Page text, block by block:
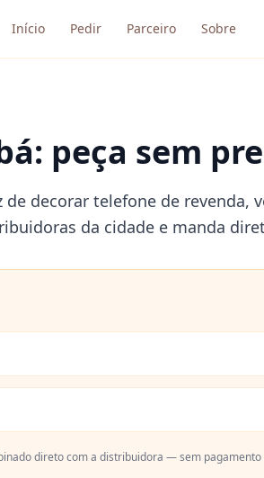
Início Pedir Parceiro Sobre
peça sem
decorar telefone de revenda,
da cidade e manda
direto com a distribuidora — sem pagamento